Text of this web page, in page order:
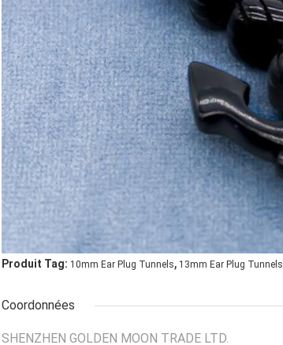
Produit Tag: 10mm Ear Plug Tunnels, 13mm Ear Plug Tunnels
Coordonnées
SHENZHEN GOLDEN MOON TRADE LTD.